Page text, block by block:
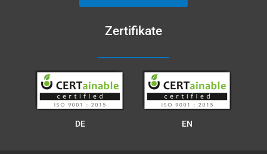
Zertifikate
DE EN